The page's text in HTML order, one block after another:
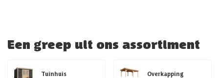
Een greep uit ons assortiment
Tuinhuis Overkapping